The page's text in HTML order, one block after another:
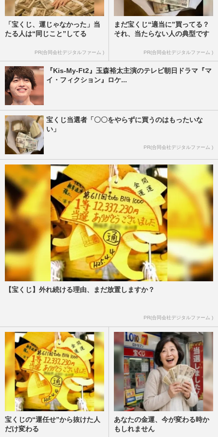
「宝くじ、運じゃなかった」当
たる人は“同じこと”してる
PR(合同会社デジタルファーム )
まだ宝くじ“適当に”買ってる？
それ、当たらない人の典型です
PR(合同会社デジタルファーム )
『Kis-My-Ft2』玉森裕太主演のテレビ朝日ドラマ『マ
イ・フィクション』ロケ...
宝くじ当選者「〇〇をやらずに買うのはもったいな
い」
PR(合同会社デジタルファーム )
【宝くじ】外れ続ける理由、まだ放置しますか？
PR(合同会社デジタルファーム )
宝くじの“運任せ”から抜けた人
だけ変わる
あなたの金運、今が変わる時か
もしれません